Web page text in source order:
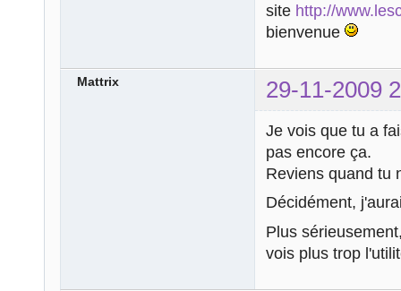
site http://
bienvenue
Mattrix 29-11-2009
Je vois que tu a
pas encore ça.
Reviens quand tu
Décidément,
Plus
vois plus trop